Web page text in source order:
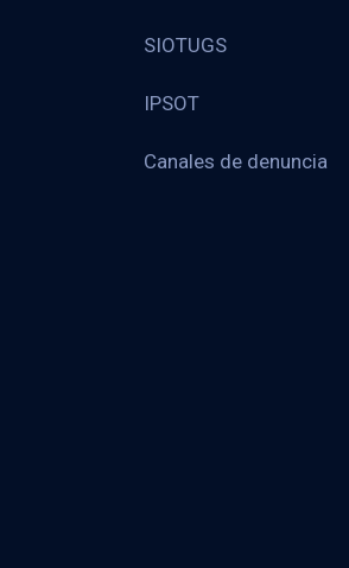
SIOTUGS
IPSOT
Canales de denuncia